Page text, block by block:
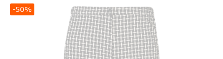
-50%